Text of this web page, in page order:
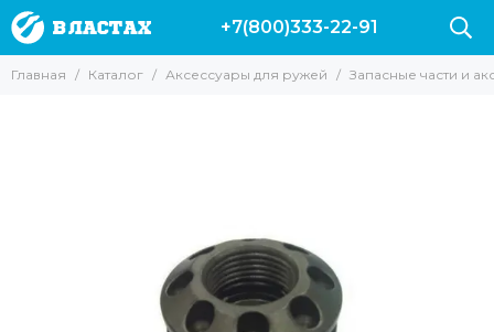
Аксессуары для ружей
Запасные части и аксессуары для ружей Пеленгас
Аксессуары для арбалетов
+7(800)333-22-91
Главная Каталог Аксессуары для ружей Запасные части и